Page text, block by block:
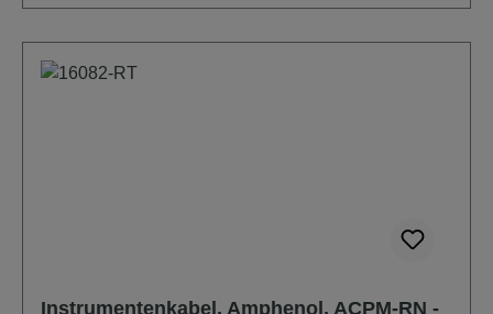
Instrumentenkabel, Amphenol, ACPM-RN -